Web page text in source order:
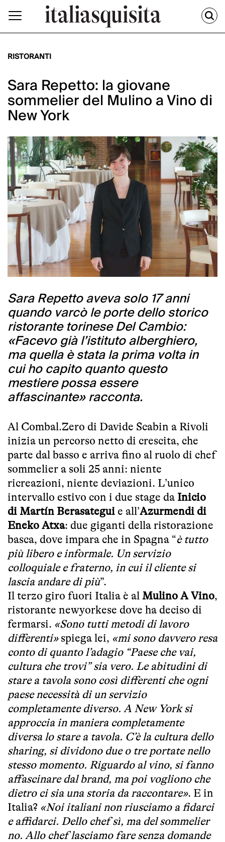
RISTORANTI
Sara Repetto: la giovane
sommelier del Mulino a Vino di
New York
Sara Repetto aveva solo 17 anni
quando varcò le porte dello storico
ristorante torinese Del Cambio:
«Facevo già l’istituto alberghiero,
ma quella è stata la prima volta in
cui ho capito quanto questo
mestiere possa essere
affascinante» racconta.
Al Combal.Zero di Davide Scabin a Rivoli
inizia un percorso netto di crescita, che
parte dal basso e arriva fino al ruolo di chef
sommelier a soli 25 anni: niente
ricreazioni, niente deviazioni. L’unico
intervallo estivo con i due stage da Inicio
di Martín Berasategui e all’Azurmendi di
Eneko Atxa: due giganti della ristorazione
basca, dove impara che in Spagna “è tutto
più libero e informale. Un servizio
colloquiale e fraterno, in cui il cliente si
lascia andare di più”.
Il terzo giro fuori Italia è al Mulino A Vino,
ristorante newyorkese dove ha deciso di
fermarsi. «Sono tutti metodi di lavoro
differenti»spiega lei, «mi sono davvero resa
conto di quanto l’adagio “Paese che vai,
cultura che trovi” sia vero. Le abitudini di
stare a tavola sono così differenti che ogni
paese necessità di un servizio
completamente diverso. A New York si
approccia in maniera completamente
diversa lo stare a tavola. C’è la cultura dello
sharing, si dividono due o tre portate nello
stesso momento. Riguardo al vino, si fanno
affascinare dal brand, ma poi vogliono che
dietro ci sia una storia da raccontare». E in
Italia? «Noi italiani non riusciamo a fidarci
e affidarci. Dello chef sì, ma del sommelier
no. Allo chef lasciamo fare senza domande